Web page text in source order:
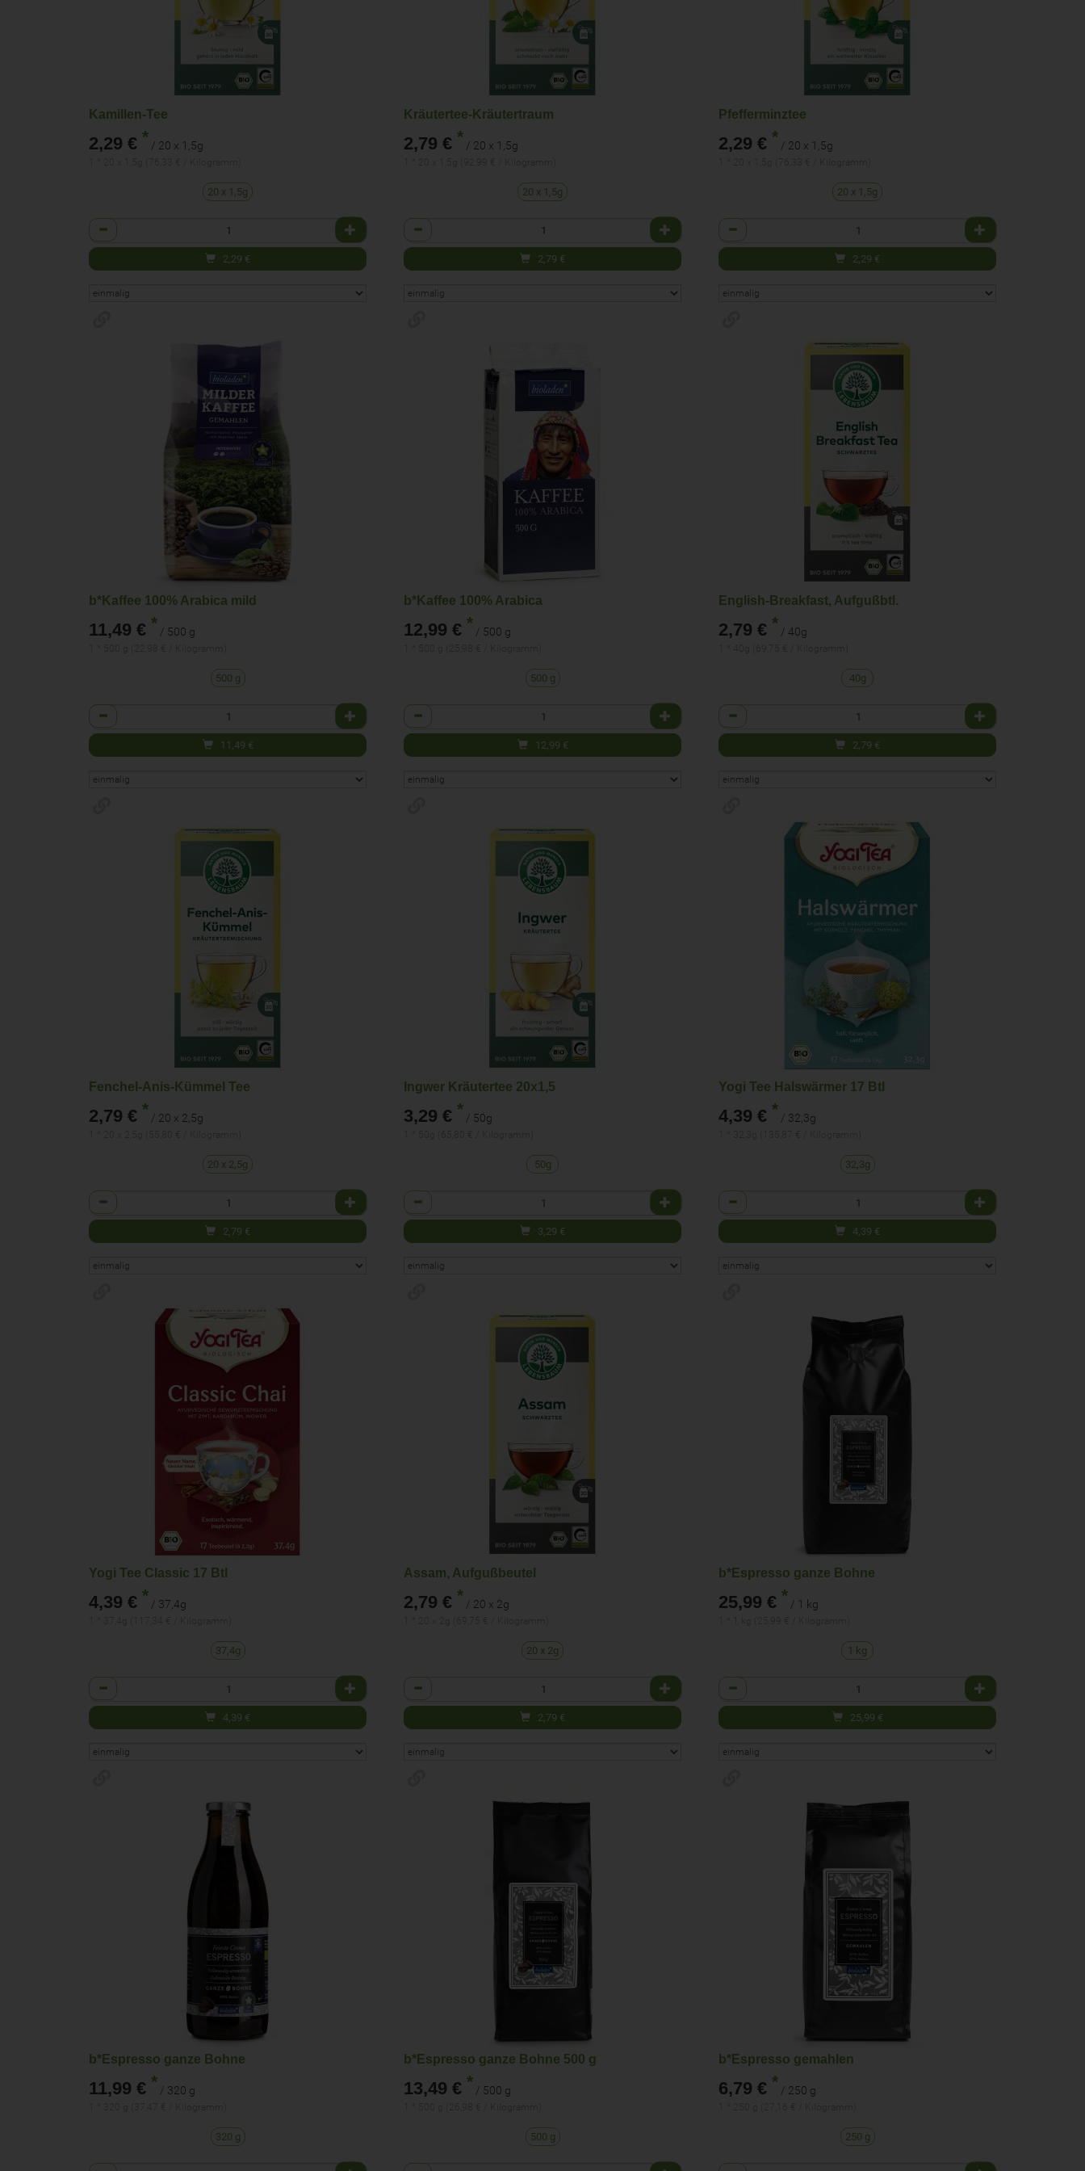
Kamillen-Tee
2,29 € * / 20 x 1,5g
20 x 1,5g
Anzahl
2,29 €
Kräutertee-Kräutertraum
2,79 € * / 20 x 1,5g
20 x 1,5g
Anzahl
2,79 €
Pfefferminztee
2,29 € * / 20 x 1,5g
20 x 1,5g
Anzahl
2,29 €
b*Kaffee 100% Arabica mild
11,49 € * / 500 g
500 g
Anzahl
11,49 €
b*Kaffee 100% Arabica
12,99 € * / 500 g
500 g
Anzahl
12,99 €
English-Breakfast, Aufgußbtl.
2,79 € * / 40g
40g
Anzahl
2,79 €
Fenchel-Anis-Kümmel Tee
2,79 € * / 20 x 2,5g
20 x 2,5g
Anzahl
2,79 €
Ingwer Kräutertee 20x1,5
3,29 € * / 50g
50g
Anzahl
3,29 €
Yogi Tee Halswärmer 17 Btl
4,39 € * / 32,3g
32,3g
Anzahl
4,39 €
Yogi Tee Classic 17 Btl
4,39 € * / 37,4g
37,4g
Anzahl
4,39 €
Assam, Aufgußbeutel
2,79 € * / 20 x 2g
20 x 2g
Anzahl
2,79 €
b*Espresso ganze Bohne
25,99 € * / 1 kg
1 kg
Anzahl
25,99 €
b*Espresso ganze Bohne
11,99 € * / 320 g
320 g
b*Espresso ganze Bohne 500 g
13,49 € * / 500 g
500 g
b*Espresso gemahlen
6,79 € * / 250 g
250 g